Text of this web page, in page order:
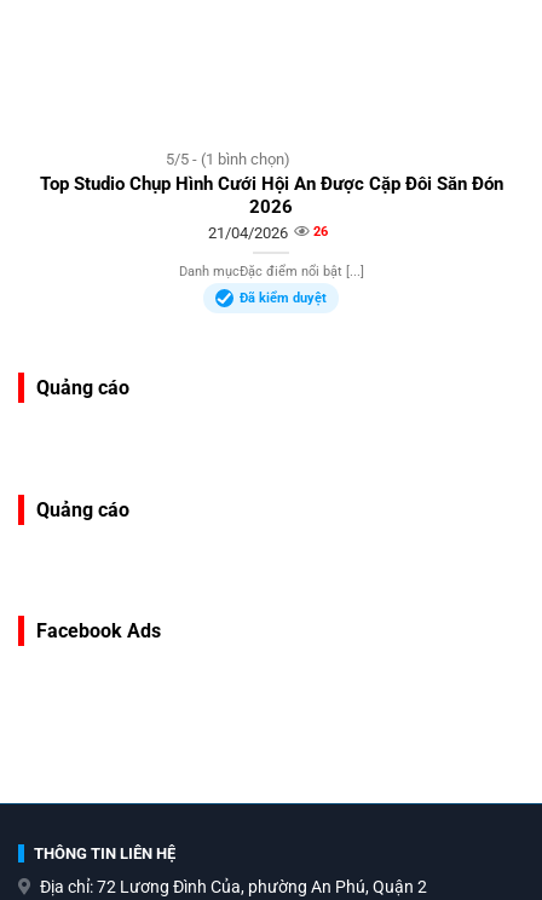
5/5 - (1 bình chọn)
Top Studio Chụp Hình Cưới Hội An Được Cặp Đôi Săn Đón
2026
21/04/2026 26
Danh mụcĐặc điểm nổi bật [...]
Đã kiểm duyệt
Quảng cáo
Quảng cáo
Facebook Ads
THÔNG TIN LIÊN HỆ
Địa chỉ: 72 Lương Đình Của, phường An Phú, Quận 2